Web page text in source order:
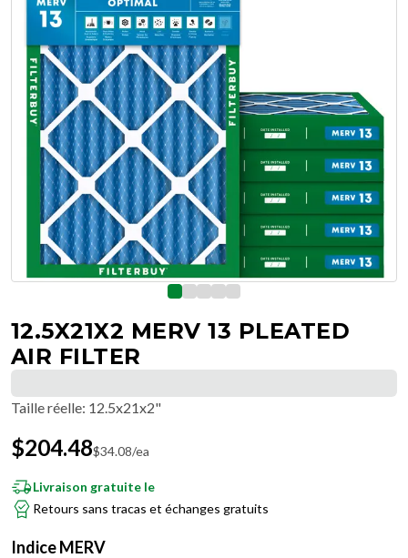
12.5X21X2 MERV 13 PLEATED
AIR FILTER
Taille réelle: 12.5x21x2"
$204.48$34.08/ea
Livraison gratuite le
Retours sans tracas et échanges gratuits
Indice MERV